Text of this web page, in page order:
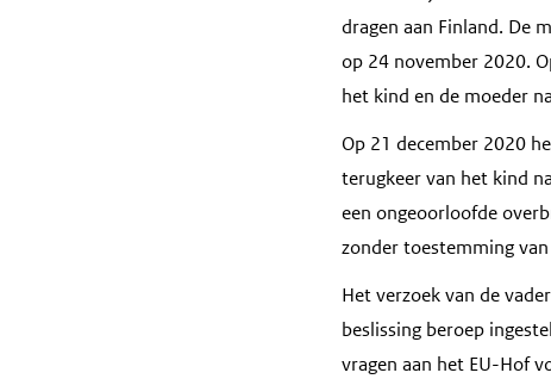
dragen aan Finland. De
op 24 november 2020.
het kind en de moeder
Op 21 december 2020
terugkeer van het kind
een ongeoorloofde
zonder toestemming
Het verzoek van de
beslissing beroep
vragen aan het EU-Hof